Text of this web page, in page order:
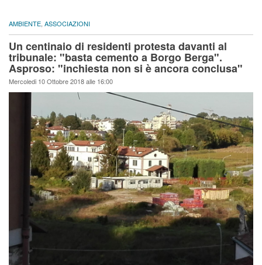
AMBIENTE, ASSOCIAZIONI
Un centinaio di residenti protesta davanti al
tribunale: "basta cemento a Borgo Berga".
Asproso: "inchiesta non si è ancora conclusa"
Mercoledi 10 Ottobre 2018 alle 16:00